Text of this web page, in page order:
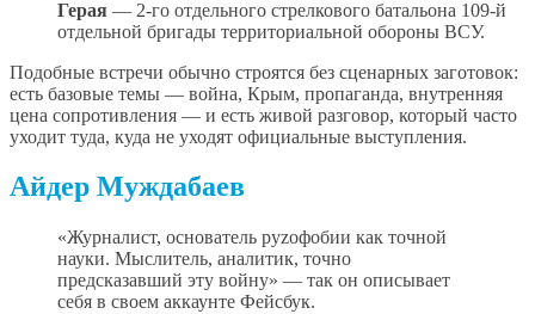
Герая — 2-го отдельного стрелкового батальона 109-й
отдельной бригады территориальной обороны ВСУ.
Подобные встречи обычно строятся без сценарных заготовок:
есть базовые темы — война, Крым, пропаганда, внутренняя
цена сопротивления — и есть живой разговор, который часто
уходит туда, куда не уходят официальные выступления.
Айдер Муждабаев
«Журналист, основатель руzофобии как точной
науки. Мыслитель, аналитик, точно
предсказавший эту войну» — так он описывает
себя в своем аккаунте Фейсбук.